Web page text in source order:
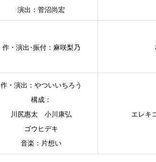
演出：菅沼尚宏
作・演出･振付：麻咲梨乃
作・演出：やついいちろう
構成：
川尻惠太 小川康弘
ゴウヒデキ
音楽：片想い
エレキ